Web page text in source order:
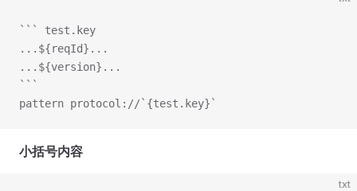
``` test.key
...${reqId}...
...${version}...
```
pattern protocol://`{test.key}`
小括号内容
txt